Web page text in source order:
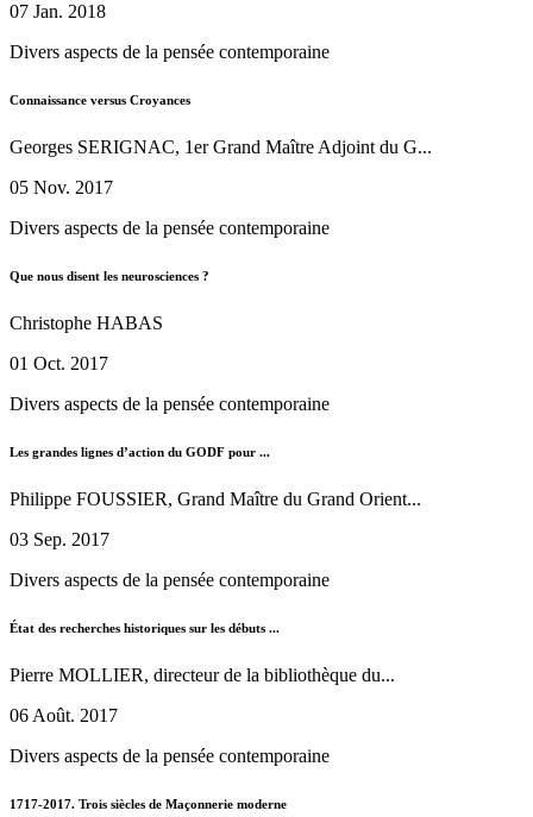
07 Jan. 2018
Divers aspects de la pensée contemporaine
Connaissance versus Croyances
Georges SERIGNAC, 1er Grand Maître Adjoint du G...
05 Nov. 2017
Divers aspects de la pensée contemporaine
Que nous disent les neurosciences ?
Christophe HABAS
01 Oct. 2017
Divers aspects de la pensée contemporaine
Les grandes lignes d’action du GODF pour ...
Philippe FOUSSIER, Grand Maître du Grand Orient...
03 Sep. 2017
Divers aspects de la pensée contemporaine
État des recherches historiques sur les débuts ...
Pierre MOLLIER, directeur de la bibliothèque du...
06 Août. 2017
Divers aspects de la pensée contemporaine
1717-2017. Trois siècles de Maçonnerie moderne